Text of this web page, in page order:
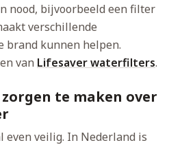
nood, bijvoorbeeld een filter
verschillende
kunnen helpen.
van Lifesaver waterfilters.
zorgen te maken over
even veilig. In Nederland is